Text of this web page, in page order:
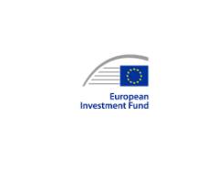
Klaus-Heiner Lehne
Koen LENAERTS
Lars Heikensten